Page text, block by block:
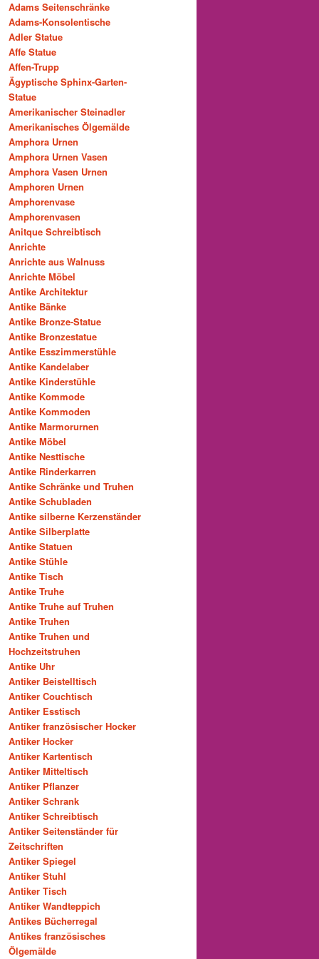
Adams Seitenschränke
Adams-Konsolentische
Adler Statue
Affe Statue
Affen-Trupp
Ägyptische Sphinx-Garten-
Statue
Amerikanischer Steinadler
Amerikanisches Ölgemälde
Amphora Urnen
Amphora Urnen Vasen
Amphora Vasen Urnen
Amphoren Urnen
Amphorenvase
Amphorenvasen
Anitque Schreibtisch
Anrichte
Anrichte aus Walnuss
Anrichte Möbel
Antike Architektur
Antike Bänke
Antike Bronze-Statue
Antike Bronzestatue
Antike Esszimmerstühle
Antike Kandelaber
Antike Kinderstühle
Antike Kommode
Antike Kommoden
Antike Marmorurnen
Antike Möbel
Antike Nesttische
Antike Rinderkarren
Antike Schränke und Truhen
Antike Schubladen
Antike silberne Kerzenständer
Antike Silberplatte
Antike Statuen
Antike Stühle
Antike Tisch
Antike Truhe
Antike Truhe auf Truhen
Antike Truhen
Antike Truhen und
Hochzeitstruhen
Antike Uhr
Antiker Beistelltisch
Antiker Couchtisch
Antiker Esstisch
Antiker französischer Hocker
Antiker Hocker
Antiker Kartentisch
Antiker Mitteltisch
Antiker Pflanzer
Antiker Schrank
Antiker Schreibtisch
Antiker Seitenständer für
Zeitschriften
Antiker Spiegel
Antiker Stuhl
Antiker Tisch
Antiker Wandteppich
Antikes Bücherregal
Antikes französisches
Ölgemälde